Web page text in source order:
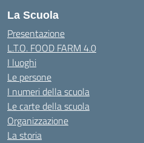
La Scuola
Presentazione
L.T.O. FOOD FARM 4.0
I luoghi
Le persone
I numeri della scuola
Le carte della scuola
Organizzazione
La storia